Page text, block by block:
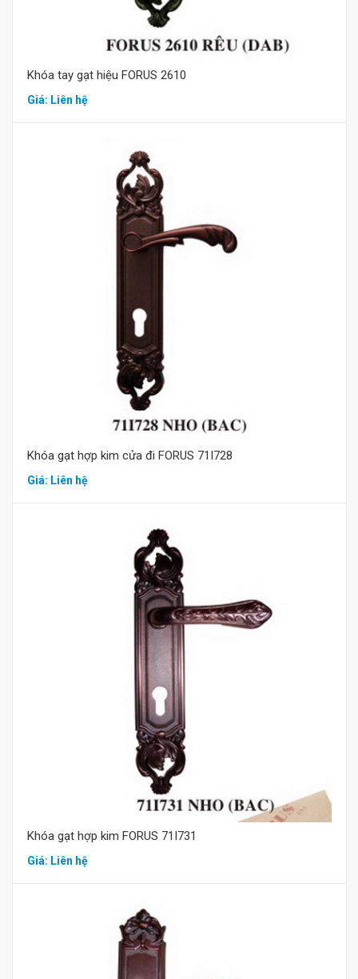
Khóa tay gạt hiệu FORUS 2610
Giá: Liên hệ
Khóa gạt hợp kim cửa đi FORUS 71I728
Giá: Liên hệ
Mua hàng
Khóa gạt hợp kim FORUS 71I731
Giá: Liên hệ